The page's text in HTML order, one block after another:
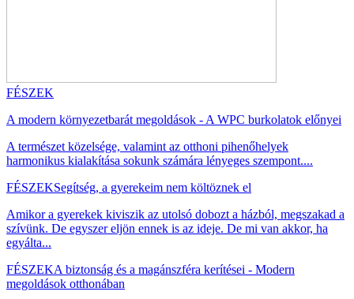
FÉSZEK
A modern környezetbarát megoldások - A WPC burkolatok előnyei
A természet közelsége, valamint az otthoni pihenőhelyek
harmonikus kialakítása sokunk számára lényeges szempont....
FÉSZEKSegítség, a gyerekeim nem költöznek el
Amikor a gyerekek kiviszik az utolsó dobozt a házból, megszakad a
szívünk. De egyszer eljön ennek is az ideje. De mi van akkor, ha
egyálta...
FÉSZEKA biztonság és a magánszféra kerítései - Modern
megoldások otthonában